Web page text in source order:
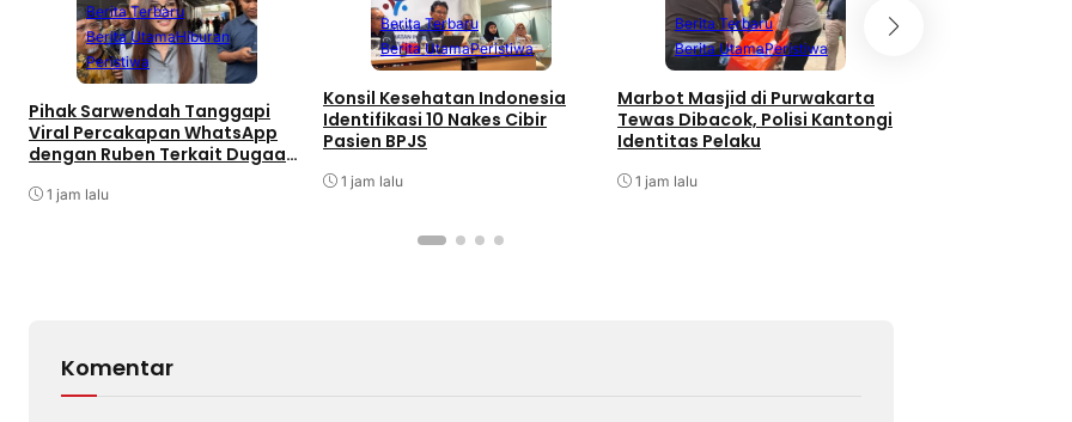
Berita Terbaru
Berita UtamaHiburan
Peristiwa
Pihak Sarwendah Tanggapi
Viral Percakapan WhatsApp
dengan Ruben Terkait Dugaan
1 jam lalu
Berita Terbaru
Berita UtamaPeristiwa
Konsil Kesehatan Indonesia
Identifikasi 10 Nakes Cibir
Pasien BPJS
1 jam lalu
Berita Terbaru
Berita UtamaPeristiwa
Marbot Masjid di Purwakarta
Tewas Dibacok, Polisi Kantongi
Identitas Pelaku
1 jam lalu
Komentar